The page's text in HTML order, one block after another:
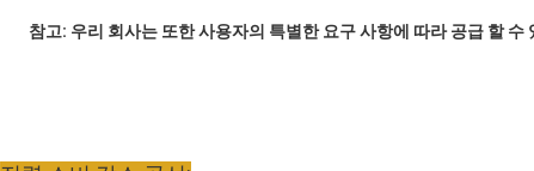
참고: 우리 회사는 또한 사용자의 특별한 요구 사항에 따라 공급 할 수